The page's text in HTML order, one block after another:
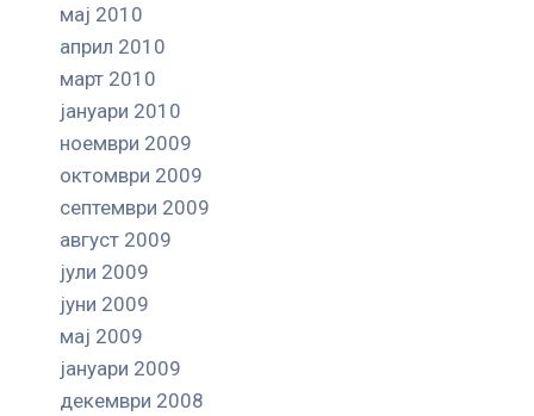
мај 2010
април 2010
март 2010
јануари 2010
ноември 2009
октомври 2009
септември 2009
август 2009
јули 2009
јуни 2009
мај 2009
јануари 2009
декември 2008